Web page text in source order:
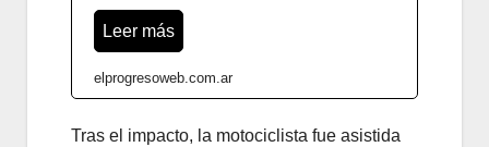
Leer más
elprogresoweb.com.ar
Tras el impacto, la motociclista fue asistida